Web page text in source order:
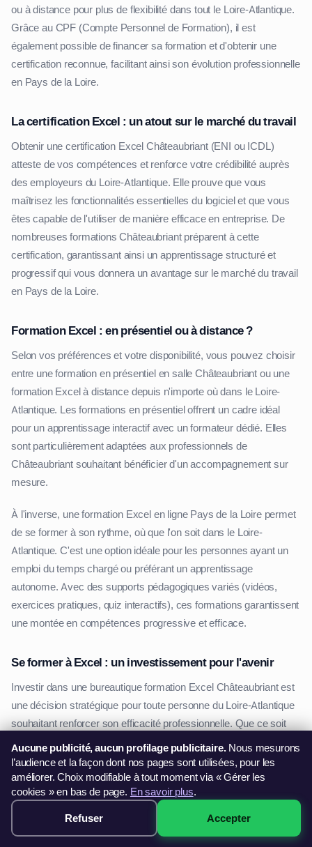
ou à distance pour plus de flexibilité dans tout le Loire-Atlantique.
Grâce au CPF (Compte Personnel de Formation), il est
également possible de financer sa formation et d'obtenir une
certification reconnue, facilitant ainsi son évolution professionnelle
en Pays de la Loire.
La certification Excel : un atout sur le marché du travail
Obtenir une certification Excel Châteaubriant (ENI ou ICDL)
atteste de vos compétences et renforce votre crédibilité auprès
des employeurs du Loire-Atlantique. Elle prouve que vous
maîtrisez les fonctionnalités essentielles du logiciel et que vous
êtes capable de l'utiliser de manière efficace en entreprise. De
nombreuses formations Châteaubriant préparent à cette
certification, garantissant ainsi un apprentissage structuré et
progressif qui vous donnera un avantage sur le marché du travail
en Pays de la Loire.
Formation Excel : en présentiel ou à distance ?
Selon vos préférences et votre disponibilité, vous pouvez choisir
entre une formation en présentiel en salle Châteaubriant ou une
formation Excel à distance depuis n'importe où dans le Loire-
Atlantique. Les formations en présentiel offrent un cadre idéal
pour un apprentissage interactif avec un formateur dédié. Elles
sont particulièrement adaptées aux professionnels de
Châteaubriant souhaitant bénéficier d'un accompagnement sur
mesure.
À l'inverse, une formation Excel en ligne Pays de la Loire permet
de se former à son rythme, où que l'on soit dans le Loire-
Atlantique. C'est une option idéale pour les personnes ayant un
emploi du temps chargé ou préférant un apprentissage
autonome. Avec des supports pédagogiques variés (vidéos,
exercices pratiques, quiz interactifs), ces formations garantissent
une montée en compétences progressive et efficace.
Se former à Excel : un investissement pour l'avenir
Investir dans une bureautique formation Excel Châteaubriant est
une décision stratégique pour toute personne du Loire-Atlantique
souhaitant renforcer son efficacité professionnelle. Que ce soit
pour mieux gérer ses données, améliorer ses capacités
d'analyse ou automatiser certaines tâches, les bénéfices sont
nombreux pour votre carrière en Pays de la Loire.
Châteaubriant, vous développerez des compétences
299€ · Voir les sessions →
Aucune publicité, aucun profilage publicitaire.Nous mesurons
l’audience et la façon dont nos pages sont utilisées, pour les
améliorer. Choix modifiable à tout moment via « Gérer les
cookies » en bas de page. En savoir plus.
Refuser Accepter